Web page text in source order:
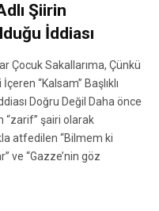
Şiirin
İddiası
Çocuk Sakallarıma, Çünkü
“Kalsam” Başlıklı
Doğru Değil Daha önce
“zarif” şairi olarak
atfedilen “Bilmem ki
ve “Gazze’nin göz